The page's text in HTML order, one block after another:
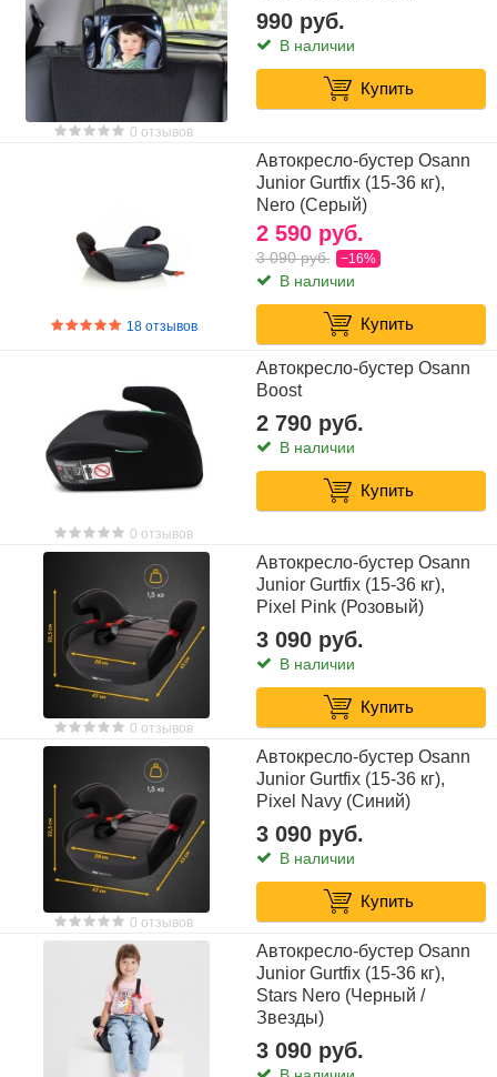
Группа 0/1/2/3 (0-36 кг) Группа 1/2/3 (9-36 кг)
Группа 2/3 (15-36 кг)
0 отзывов
990 руб.
В наличии
Купить
18 отзывов
Автокресло-бустер Osann
Junior Gurtfix (15-36 кг),
Nero (Серый)
2 590 руб.
3 090 руб. −16%
В наличии
Купить
0 отзывов
Автокресло-бустер Osann
Boost
2 790 руб.
В наличии
Купить
0 отзывов
Автокресло-бустер Osann
Junior Gurtfix (15-36 кг),
Pixel Pink (Розовый)
3 090 руб.
В наличии
Купить
0 отзывов
Автокресло-бустер Osann
Junior Gurtfix (15-36 кг),
Pixel Navy (Синий)
3 090 руб.
В наличии
Купить
Автокресло-бустер Osann
Junior Gurtfix (15-36 кг),
Stars Nero (Черный /
Звезды)
3 090 руб.